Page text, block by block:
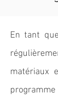
En tant
matériaux